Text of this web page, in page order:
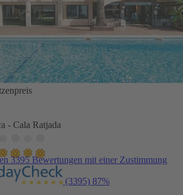
- Cala Ratjada
3395 Bewertungen mit einer Zustimmung
(3395) 87%